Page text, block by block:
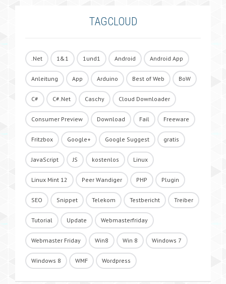
TAGCLOUD
.Net 1&1 1und1 Android Android App
Anleitung App Arduino Best of Web BoW
C# C#.Net Caschy Cloud Downloader
Consumer Preview Download Fail Freeware
Fritzbox Google+ Google Suggest gratis
JavaScript JS kostenlos Linux
Linux Mint 12 Peer Wandiger PHP Plugin
SEO Snippet Telekom Testbericht Treiber
Tutorial Update Webmasterfriday
Webmaster Friday Win8 Win 8 Windows 7
Windows 8 WMF Wordpress